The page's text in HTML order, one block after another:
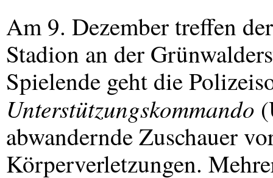
Am 9. Dezember treffen
Stadion an der
Spielende geht die
Unterstützungskommando (
abwandernde Zuschauer
Körperverletzungen.